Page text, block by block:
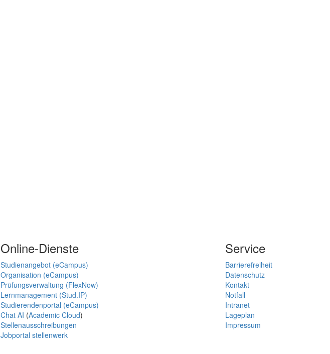
Online-Dienste
Studienangebot (eCampus)
Organisation (eCampus)
Prüfungsverwaltung (FlexNow)
Lernmanagement (Stud.IP)
Studierendenportal (eCampus)
Chat AI (Academic Cloud)
Stellenausschreibungen
Jobportal stellenwerk
Service
Barrierefreiheit
Datenschutz
Kontakt
Notfall
Intranet
Lageplan
Impressum